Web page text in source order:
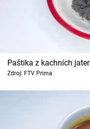
Paštika z kachních jater
Zdroj: FTV Prima